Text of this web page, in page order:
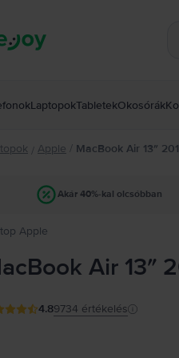
LaptopokTabletekOkosórák
/ Apple / MacBook Air 13″
Akár 40%-kal olcsóbban
Apple
Air 13″
4.89734 értékelés